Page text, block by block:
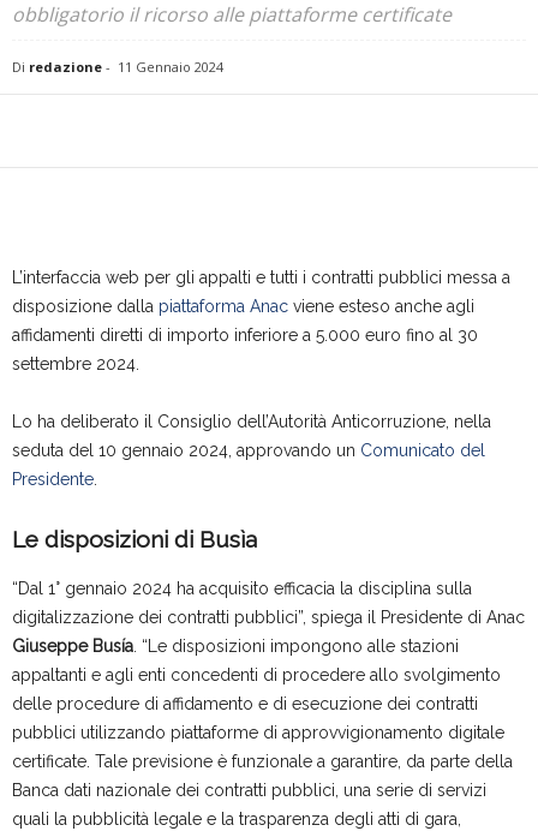
obbligatorio il ricorso alle piattaforme certificate
Di redazione - 11 Gennaio 2024
L’interfaccia web per gli appalti e tutti i contratti pubblici messa a
disposizione dalla piattaforma Anac viene esteso anche agli
affidamenti diretti di importo inferiore a 5.000 euro fino al 30
settembre 2024.
Lo ha deliberato il Consiglio dell’Autorità Anticorruzione, nella
seduta del 10 gennaio 2024, approvando un Comunicato del
Presidente
Le disposizioni di Busìa
“Dal 1° gennaio 2024 ha acquisito efficacia la disciplina sulla
digitalizzazione dei contratti pubblici”, spiega il Presidente di Anac
Giuseppe Busía . “Le disposizioni impongono alle stazioni
appaltanti e agli enti concedenti di procedere allo svolgimento
delle procedure di affidamento e di esecuzione dei contratti
pubblici utilizzando piattaforme di approvvigionamento digitale
certificate. Tale previsione è funzionale a garantire, da parte della
Banca dati nazionale dei contratti pubblici, una serie di servizi
quali la pubblicità legale e la trasparenza degli atti di gara,